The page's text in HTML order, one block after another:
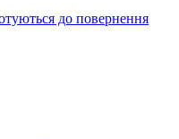
до повернення